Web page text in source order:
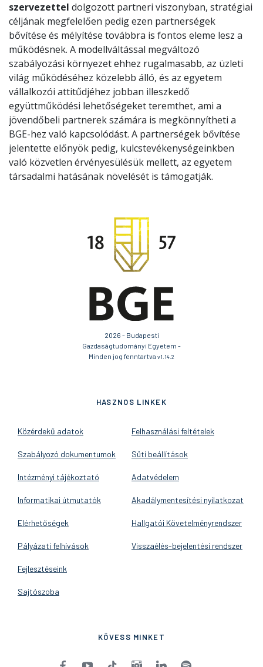
szervezettel dolgozott partneri viszonyban, stratégiai
céljának megfelelően pedig ezen partnerségek
bővítése és mélyítése továbbra is fontos eleme lesz a
működésnek. A modellváltással megváltozó
szabályozási környezet ehhez rugalmasabb, az üzleti
világ működéséhez közelebb álló, és az egyetem
vállalkozói attitűdjéhez jobban illeszkedő
együttműködési lehetőségeket teremthet, ami a
jövendőbeli partnerek számára is megkönnyítheti a
BGE-hez való kapcsolódást. A partnerségek bővítése
jelentette előnyök pedig, kulcstevékenységeinkben
való közvetlen érvényesülésük mellett, az egyetem
társadalmi hatásának növelését is támogatják.
2026 - Budapesti
Gazdaságtudományi Egyetem -
Minden jog fenntartva v1.14.2
HASZNOS LINKEK
Közérdekű adatok
Szabályozó dokumentumok
Intézményi tájékoztató
Informatikai útmutatók
Elérhetőségek
Pályázati felhívások
Fejlesztéseink
Sajtószoba
Felhasználási feltételek
Süti beállítások
Adatvédelem
Akadálymentesítési nyilatkozat
Hallgatói Követelményrendszer
Visszaélés-bejelentési rendszer
KÖVESS MINKET